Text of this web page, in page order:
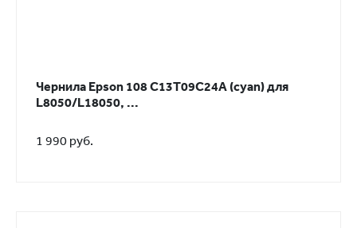
Чернила Epson 108 C13T09C24A (cyan) для
L8050/L18050, ...
1 990 руб.